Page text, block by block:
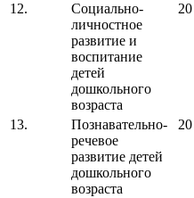
12.
Социально-
личностное
развитие и
воспитание
детей
дошкольного
возраста
20
13.
Познавательно-
речевое
развитие детей
дошкольного
возраста
20